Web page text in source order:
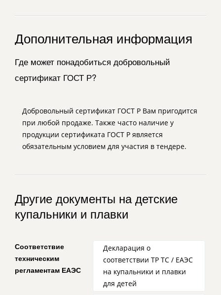
Дополнительная информация
Где может понадобиться добровольный
сертификат ГОСТ Р?
Добровольный сертификат ГОСТ Р Вам пригодится
при любой продаже. Также часто наличие у
продукции сертификата ГОСТ Р является
обязательным условием для участия в тендере.
Другие документы на детские
купальники и плавки
Соответствие
техническим
регламентам ЕАЭС
Декларация о
соответствии ТР ТС / ЕАЭС
на купальники и плавки
для детей